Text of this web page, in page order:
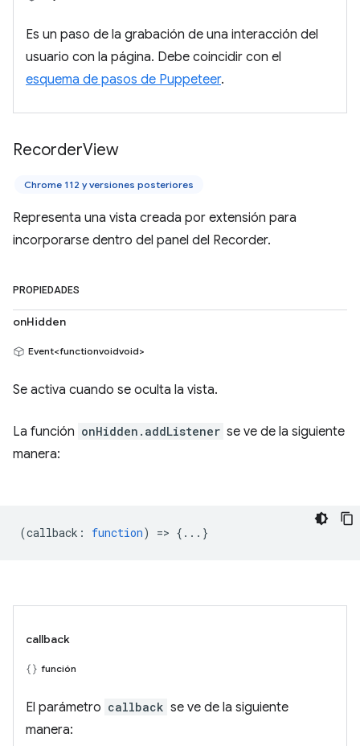
Es un paso de la grabación de una interacción del
usuario con la página. Debe coincidir con el
esquema de pasos de Puppeteer.
RecorderView
Chrome 112 y versiones posteriores
Representa una vista creada por extensión para
incorporarse dentro del panel del Recorder.
PROPIEDADES
onHidden
Event<functionvoidvoid>
Se activa cuando se oculta la vista.
La función onHidden.addListener se ve de la siguiente
manera:
(callback : function) => {...}
callback
función
El parámetro callback se ve de la siguiente
manera: